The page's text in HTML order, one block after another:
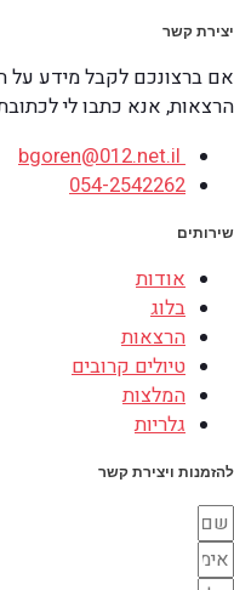
יצירת קשר
אם ברצונכם לקבל מידע על
הרצאות, אנא כתבו לי
054-2542262
שירותים
אודות
בלוג
הרצאות
טיולים קרובים
המלצות
גלריות
להזמנות ויצירת קשר